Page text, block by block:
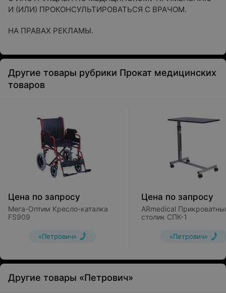
И (ИЛИ) ПРОКОНСУЛЬТИРОВАТЬСЯ С ВРАЧОМ.
НА ПРАВАХ РЕКЛАМЫ.
Другие товары рубрики Прокат медицинских
товаров
Цена по запросу
Мега-Оптим Кресло-каталка
FS909
«Петрович»
Цена по запросу
ARmedical
столик СПК-1
«Петрович»
Другие товары «Петрович»